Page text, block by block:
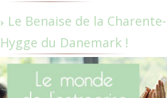
Le Benaise de la
Hygge du Danemark !